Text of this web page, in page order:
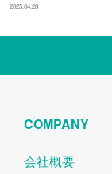
2025.04.28
COMPANY
会社概要